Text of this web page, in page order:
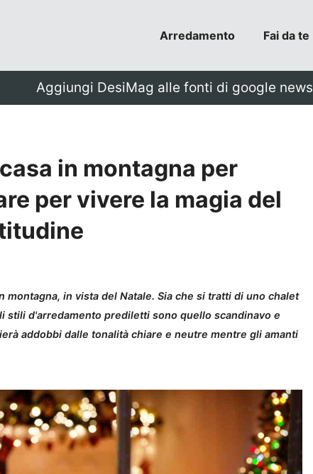
Arredamento Fai da te
Aggiungi DesiMag alle fonti di google news
in montagna per
per vivere la magia del
in vista del Natale. Sia che si tratti di uno chalet
stili d'arredamento prediletti sono quello scandinavo e
addobbi dalle tonalità chiare e neutre mentre gli amanti